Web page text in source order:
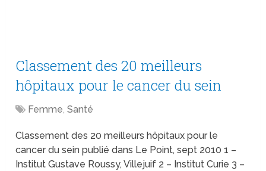
Classement des 20 meilleurs
hôpitaux pour le cancer du sein
Femme,Santé
Classement des 20 meilleurs hôpitaux pour le
cancer du sein publié dans Le Point, sept 2010 1 –
Institut Gustave Roussy, Villejuif 2 – Institut Curie 3 –